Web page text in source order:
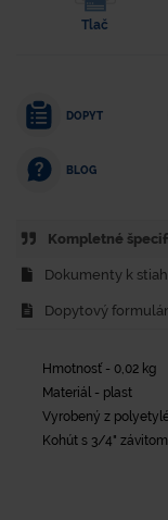
Tlač
DOPYT
BLOG
Kompletné
Dokumenty k
Dopytový formulár
Hmotnosť - 0,02 kg
Materiál - plast
Vyrobený z
Kohút s 3/4"